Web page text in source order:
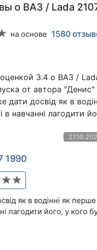
о ВАЗ / Lada
на основе 1580
1990
як в водінні як перше
лагодити його, у кого